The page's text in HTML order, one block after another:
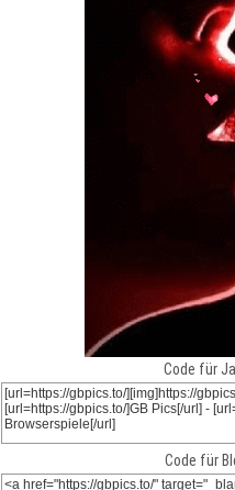
Code für
Code für